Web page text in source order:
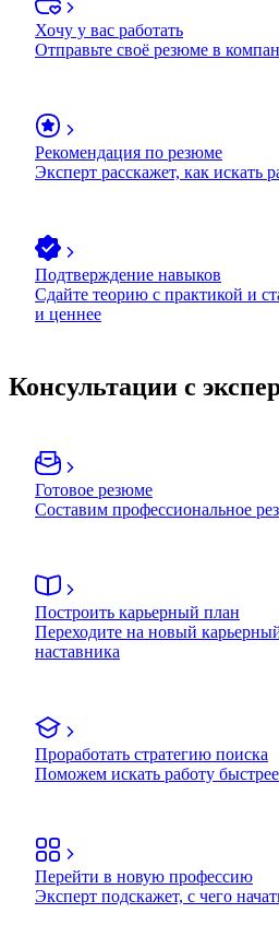
Хочу у вас работать
Отправьте своё резюме в
Рекомендация по резюме
Эксперт расскажет, как искать
Подтверждение навыков
Сдайте теорию с практикой и
и ценнее
Консультации с
Готовое резюме
Составим профессиональное
Построить карьерный план
Переходите на новый
наставника
Проработать стратегию поиска
Поможем искать работу
Перейти в новую профессию
Эксперт подскажет, с чего